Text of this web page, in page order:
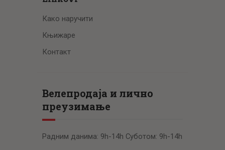
Како наручити
Књижаре
Контакт
Велепродаја и лично
преузимање
Радним данима: 9h-14h Суботом: 9h-14h